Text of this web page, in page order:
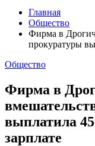
Главная
Общество
Фирма в
прокуратуры
Общество
Фирма в
выплатила
зарплате